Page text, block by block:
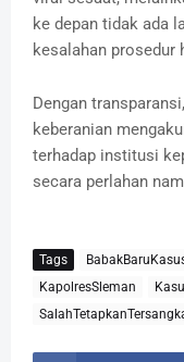
ke depan tidak ada
kesalahan prosedur
Dengan
keberanian
terhadap institusi
secara perlahan
Tags
KapolresSleman